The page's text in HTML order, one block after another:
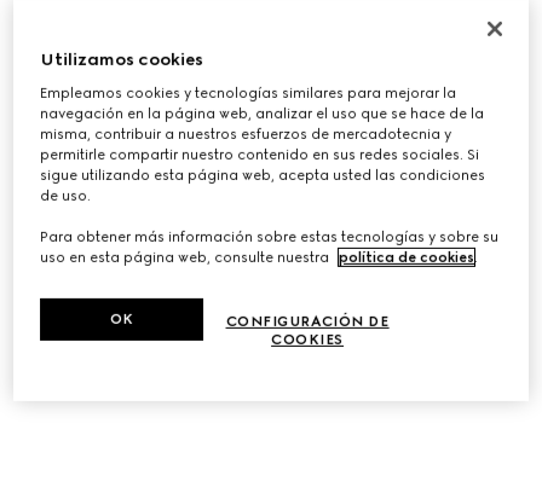
Guiados por nuestros principios, apoyamos activamente
la diversidad en todas sus formas para que cada
persona pueda expresar plenamente sus cualidades
únicas. Creemos que lo que nos hace diferentes estimula
la creatividad y la innovación. Hemos puesto en marcha
una serie de iniciativas para fomentar la equidad y la
inclusión en el entorno laboral, y colaboramos con
organizaciones líderes para ayudar a influir en el
cambio sistémico, tanto en nuestro sector como en otros
Utilizamos cookies
Empleamos cookies y tecnologías similares para mejorar la
navegación en la página web, analizar el uso que se hace de la
misma, contribuir a nuestros esfuerzos de mercadotecnia y
permitirle compartir nuestro contenido en sus redes sociales. Si
sigue utilizando esta página web, acepta usted las condiciones
de uso.
Para obtener más información sobre estas tecnologías y sobre su
uso en esta página web, consulte nuestra
política de cookies
CONFIGURACIÓN DE
COOKIES
OK